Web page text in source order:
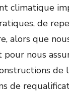
climatique
de
alors que
nous
de